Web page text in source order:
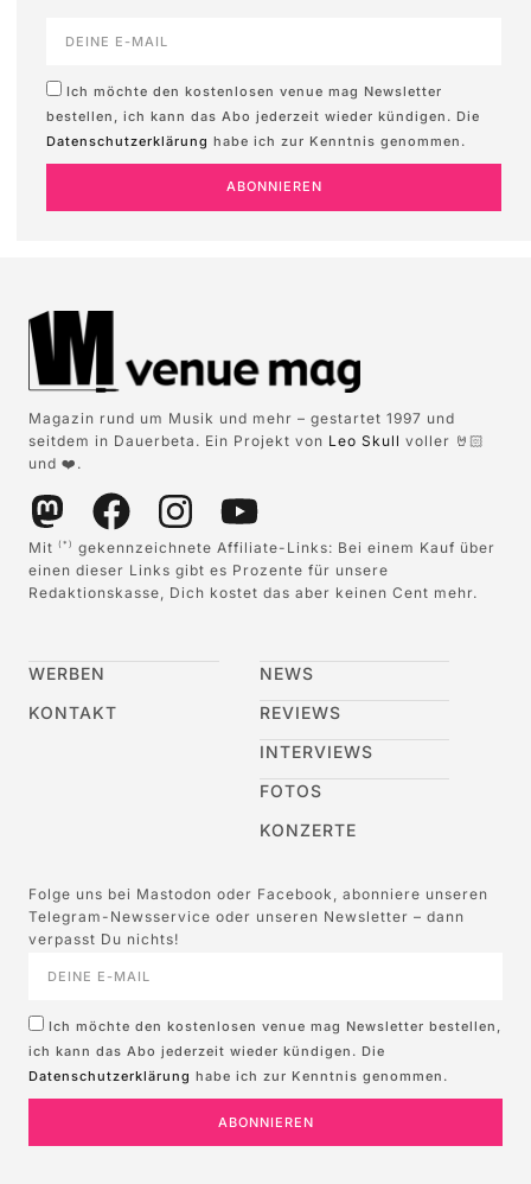
Ich möchte den kostenlosen venue mag Newsletter
bestellen, ich kann das Abo jederzeit wieder kündigen. Die
Datenschutzerklärung habe ich zur Kenntnis genommen.
ABONNIEREN
Magazin rund um Musik und mehr – gestartet 1997 und
seitdem in Dauerbeta. Ein Projekt von Leo Skull voller 🤘🏻
und ❤️.
Mit (*)
gekennzeichnete Affiliate-Links: Bei einem Kauf über
einen dieser Links gibt es Prozente für unsere
Redaktionskasse, Dich kostet das aber keinen Cent mehr.
WERBEN
KONTAKT
NEWS
REVIEWS
INTERVIEWS
FOTOS
KONZERTE
Folge uns bei Mastodon oder Facebook, abonniere unseren
Telegram-Newsservice oder unseren Newsletter – dann
verpasst Du nichts!
Ich möchte den kostenlosen venue mag Newsletter bestellen,
ich kann das Abo jederzeit wieder kündigen. Die
Datenschutzerklärung habe ich zur Kenntnis genommen.
ABONNIEREN